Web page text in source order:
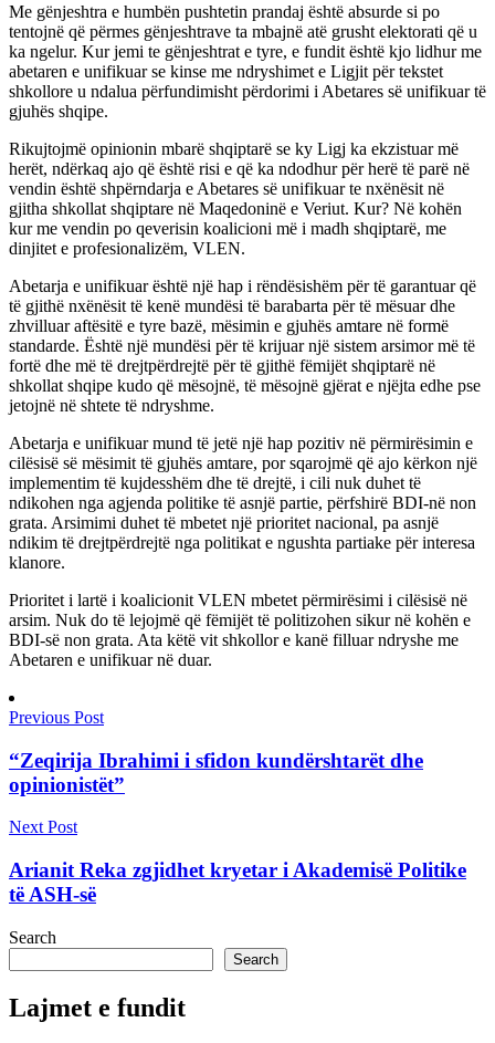
Me gënjeshtra e humbën pushtetin prandaj është absurde si po
tentojnë që përmes gënjeshtrave ta mbajnë atë grusht elektorati që u
ka ngelur. Kur jemi te gënjeshtrat e tyre, e fundit është kjo lidhur me
abetaren e unifikuar se kinse me ndryshimet e Ligjit për tekstet
shkollore u ndalua përfundimisht përdorimi i Abetares së unifikuar të
gjuhës shqipe.
Rikujtojmë opinionin mbarë shqiptarë se ky Ligj ka ekzistuar më
herët, ndërkaq ajo që është risi e që ka ndodhur për herë të parë në
vendin është shpërndarja e Abetares së unifikuar te nxënësit në
gjitha shkollat shqiptare në Maqedoninë e Veriut. Kur? Në kohën
kur me vendin po qeverisin koalicioni më i madh shqiptarë, me
dinjitet e profesionalizëm, VLEN.
Abetarja e unifikuar është një hap i rëndësishëm për të garantuar që
të gjithë nxënësit të kenë mundësi të barabarta për të mësuar dhe
zhvilluar aftësitë e tyre bazë, mësimin e gjuhës amtare në formë
standarde. Është një mundësi për të krijuar një sistem arsimor më të
fortë dhe më të drejtpërdrejtë për të gjithë fëmijët shqiptarë në
shkollat shqipe kudo që mësojnë, të mësojnë gjërat e njëjta edhe pse
jetojnë në shtete të ndryshme.
Abetarja e unifikuar mund të jetë një hap pozitiv në përmirësimin e
cilësisë së mësimit të gjuhës amtare, por sqarojmë që ajo kërkon një
implementim të kujdesshëm dhe të drejtë, i cili nuk duhet të
ndikohen nga agjenda politike të asnjë partie, përfshirë BDI-në non
grata. Arsimimi duhet të mbetet një prioritet nacional, pa asnjë
ndikim të drejtpërdrejtë nga politikat e ngushta partiake për interesa
klanore.
Prioritet i lartë i koalicionit VLEN mbetet përmirësimi i cilësisë në
arsim. Nuk do të lejojmë që fëmijët të politizohen sikur në kohën e
BDI-së non grata. Ata këtë vit shkollor e kanë filluar ndryshe me
Abetaren e unifikuar në duar.
Previous Post
“Zeqirija Ibrahimi i sfidon kundërshtarët dhe
opinionistët”
Next Post
Arianit Reka zgjidhet kryetar i Akademisë Politike
të ASH-së
Search
Search
Lajmet e fundit